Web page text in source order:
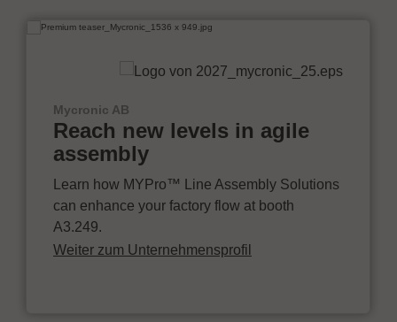
Mycronic AB
Reach new levels in agile
assembly
Learn how MYPro™ Line Assembly Solutions
can enhance your factory flow at booth
A3.249.
Weiter zum Unternehmensprofil